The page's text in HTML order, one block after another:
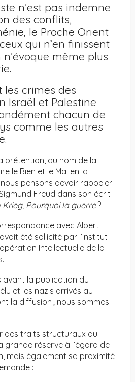
n’est pas indemne
des conflits,
le Proche Orient
qui n’en finissent
n’évoque même plus
les crimes des
Israël et Palestine
chacun de
comme les autres
prétention, au nom de la
le Bien et le Mal en la
pensons devoir rappeler
Freud dans son écrit
Krieg, Pourquoi la guerre?
avec Albert
été sollicité par l’Institut
Intellectuelle de la
avant la publication du
et les nazis arrivés au
la diffusion ; nous sommes
des traits structuraux qui
réserve à l’égard de
mais également sa proximité
: